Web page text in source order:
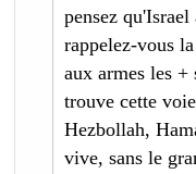
pensez
rappelez-vous
aux armes les +
trouve cette
Hezbollah,
vive, sans le